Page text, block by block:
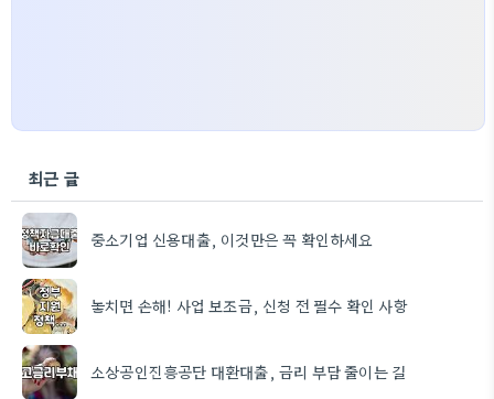
최근 글
중소기업 신용대출, 이것만은 꼭 확인하세요
놓치면 손해! 사업 보조금, 신청 전 필수 확인 사항
소상공인진흥공단 대환대출, 금리 부담 줄이는 길